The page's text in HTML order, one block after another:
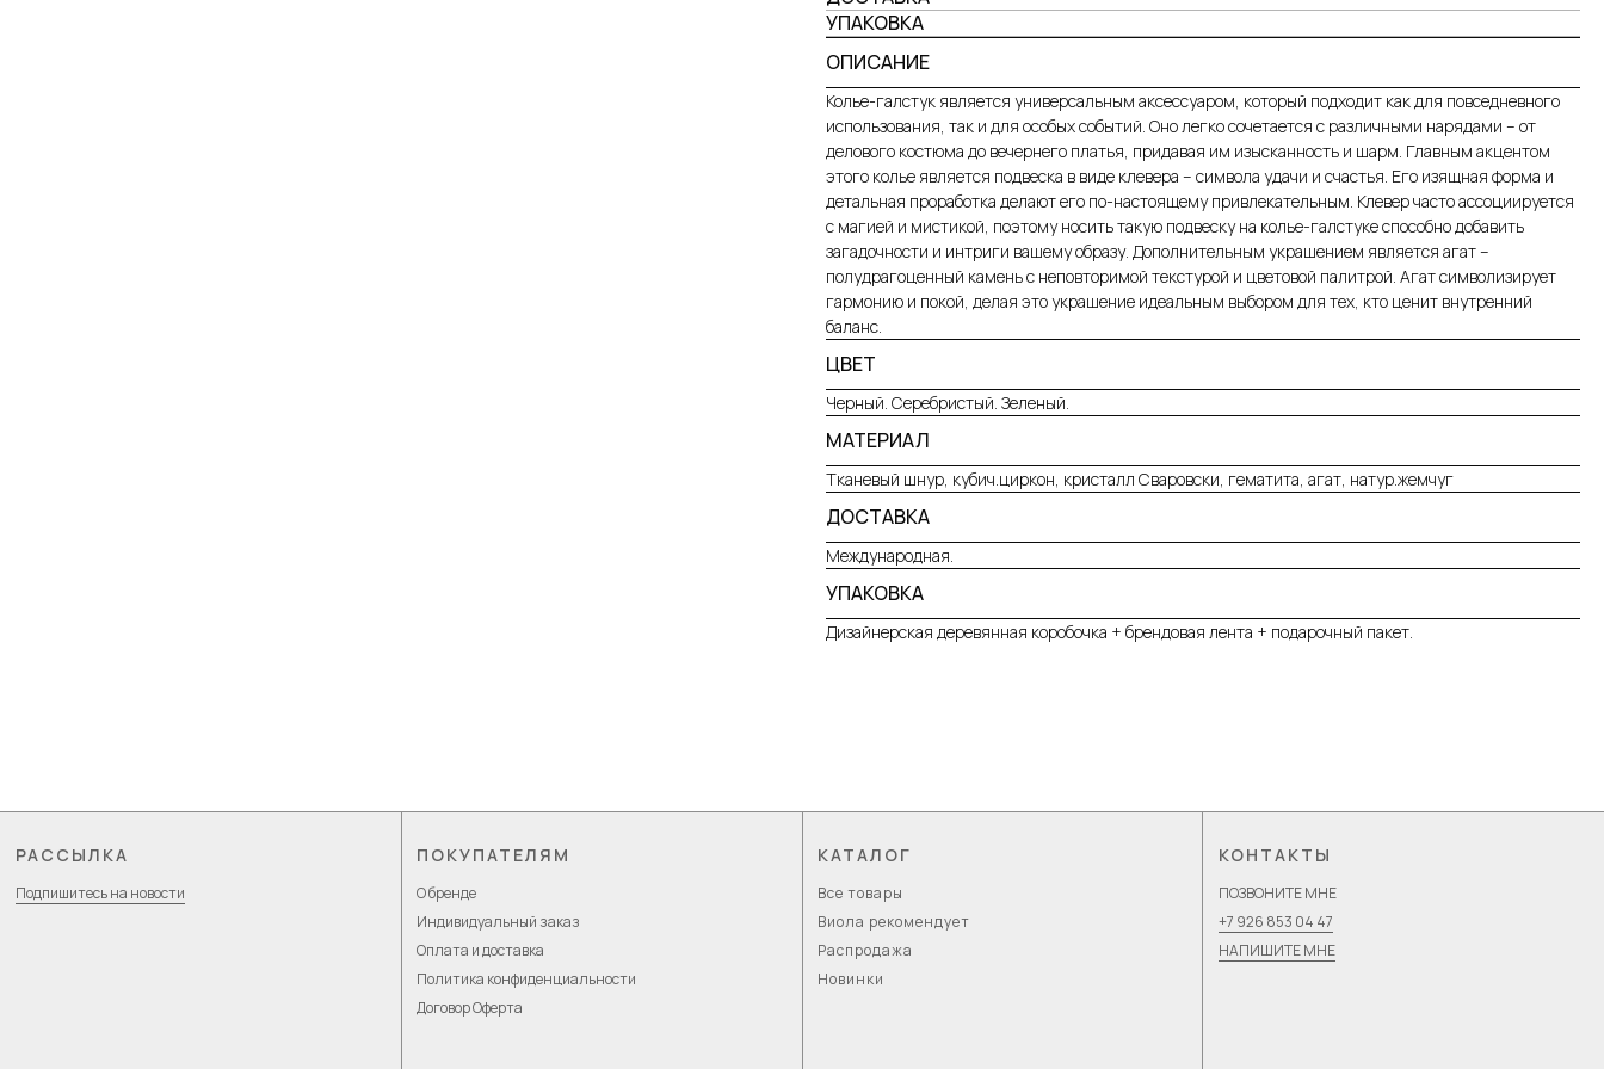
УПАКОВКА
ОПИСАНИЕ
Колье-галстук является универсальным аксессуаром, который подходит как для повседневного
использования, так и для особых событий. Оно легко сочетается с различными нарядами – от
делового костюма до вечернего платья, придавая им изысканность и шарм. Главным акцентом
этого колье является подвеска в виде клевера – символа удачи и счастья. Его изящная форма и
детальная проработка делают его по-настоящему привлекательным. Клевер часто ассоциируется
с магией и мистикой, поэтому носить такую подвеску на колье-галстуке способно добавить
загадочности и интриги вашему образу. Дополнительным украшением является агат –
полудрагоценный камень с неповторимой текстурой и цветовой палитрой. Агат символизирует
гармонию и покой, делая это украшение идеальным выбором для тех, кто ценит внутренний
баланс.
ЦВЕТ
Черный. Серебристый. Зеленый.
МАТЕРИАЛ
Тканевый шнур, кубич.циркон, кристалл Сваровски, гематита, агат, натур.жемчуг
ДОСТАВКА
Международная.
УПАКОВКА
Дизайнерская деревянная коробочка + брендовая лента + подарочный пакет.
РАССЫЛКА
Подпишитесь на новости
ПОКУПАТЕЛЯМ
О бренде
Индивидуальный заказ
Оплата и доставка
Политика конфиденциальности
Договор Оферта
КАТАЛОГ
ПОЗВОНИТЕ МНЕ
+7 926 853 04 47
НАПИШИТЕ МНЕ
КОНТАКТЫ
Все товары
Виола рекомендует
Распродажа
Новинки